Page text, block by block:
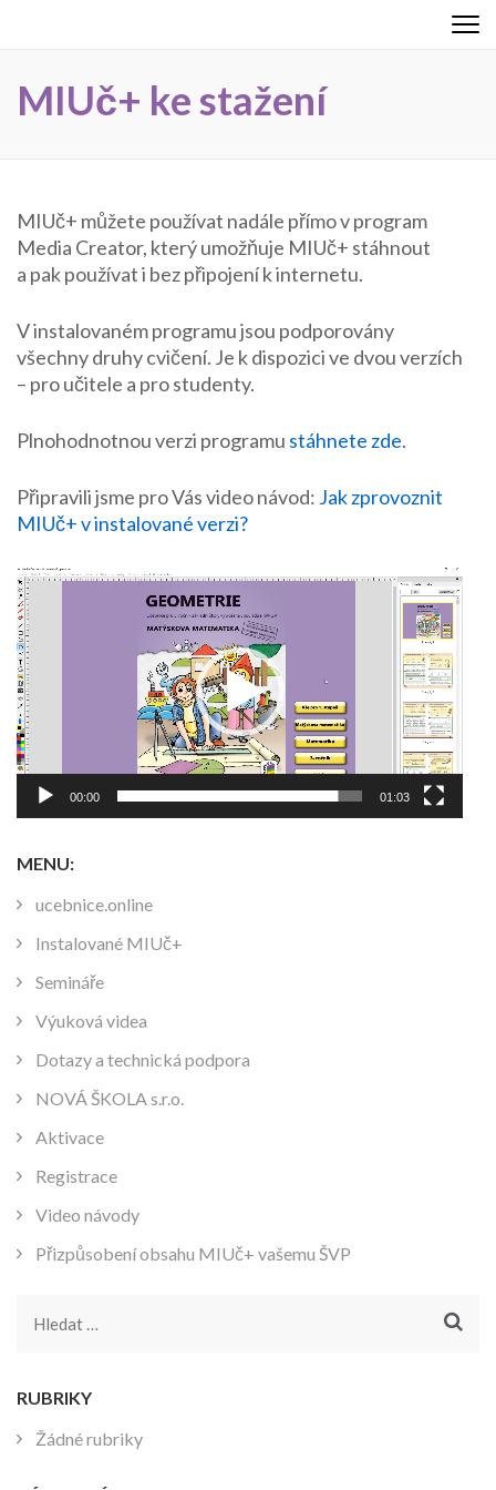
(stiskněte
Enter)
MIUč+ ke stažení
MIUč+ můžete používat nadále přímo v program
Media Creator, který umožňuje MIUč+ stáhnout
a pak používat i bez připojení k internetu.
V instalovaném programu jsou podporovány
všechny druhy cvičení. Je k dispozici ve dvou verzích
– pro učitele a pro studenty.
Plnohodnotnou verzi programu stáhnete zde.
Připravili jsme pro Vás video návod: Jak zprovoznit
MIUč+ v instalované verzi?
Video
přehrávač
00:00 01:03
MENU:
ucebnice.online
Instalované MIUč+
Semináře
Výuková videa
Dotazy a technická podpora
NOVÁ ŠKOLA s.r.o.
Aktivace
Registrace
Video návody
Přizpůsobení obsahu MIUč+ vašemu ŠVP
Vyhledávání
RUBRIKY
Žádné rubriky